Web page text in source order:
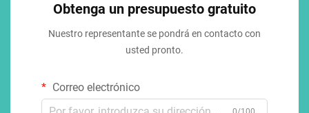
Obtenga un presupuesto gratuito
Nuestro representante se pondrá en contacto con
usted pronto.
Correo electrónico